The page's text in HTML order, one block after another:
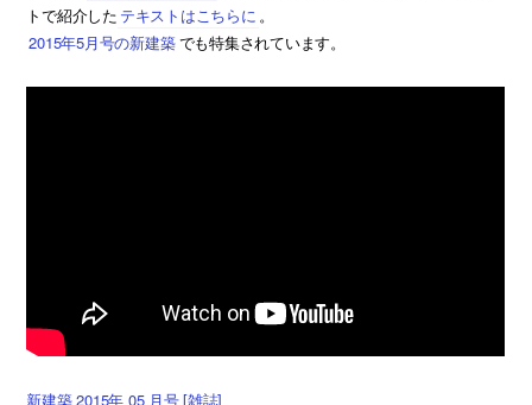
トで紹介した テキストはこちらに 。
2015年5月号の新建築でも特集されています。
新建築 2015年 05 月号 [雑誌]